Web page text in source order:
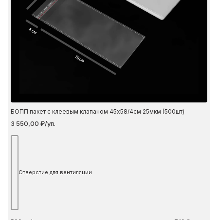
4 см
58 см
БОПП пакет с клеевым клапаном 45х58/4см 25мкм (500шт)
3 550,00 ₽/уп.
Отверстие для вентиляции